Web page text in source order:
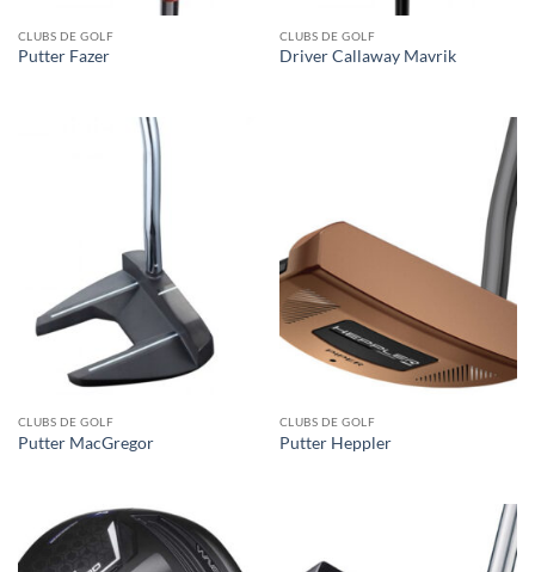
CLUBS DE GOLF
Putter Fazer
CLUBS DE GOLF
Driver Callaway Mavrik
CLUBS DE GOLF
Putter MacGregor
CLUBS DE GOLF
Putter Heppler